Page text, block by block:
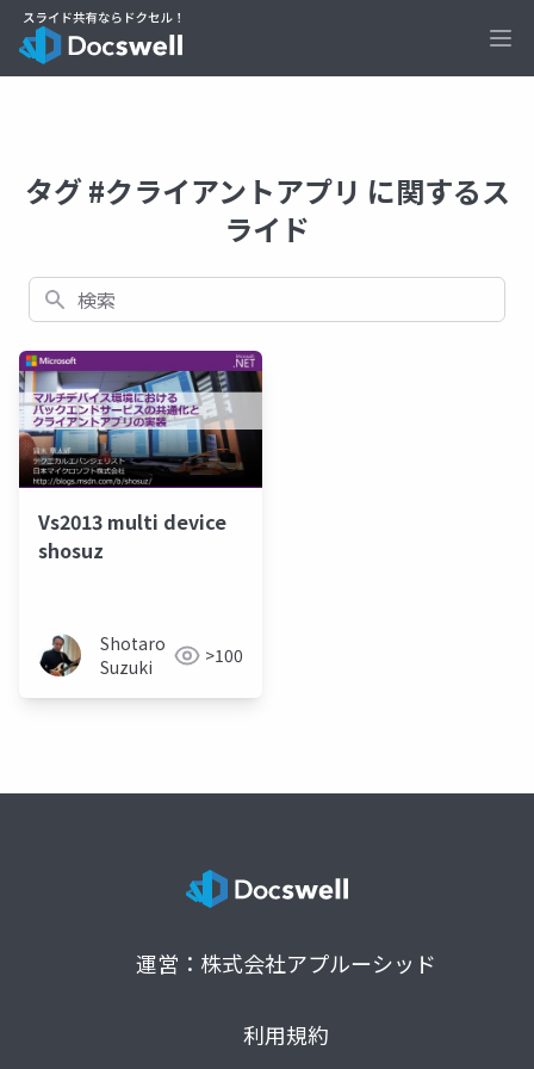
タグ #クライアントアプリ に関するス
ライド
検索
Vs2013 multi device
shosuz
Shotaro
Suzuki
>100
運営：株式会社アプルーシッド
利用規約